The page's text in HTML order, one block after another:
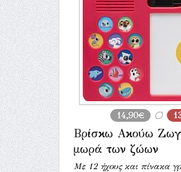
14,90€
Βρίσκω Ακούω
μωρά των ζώων
Με 12 ήχους και πίνακα